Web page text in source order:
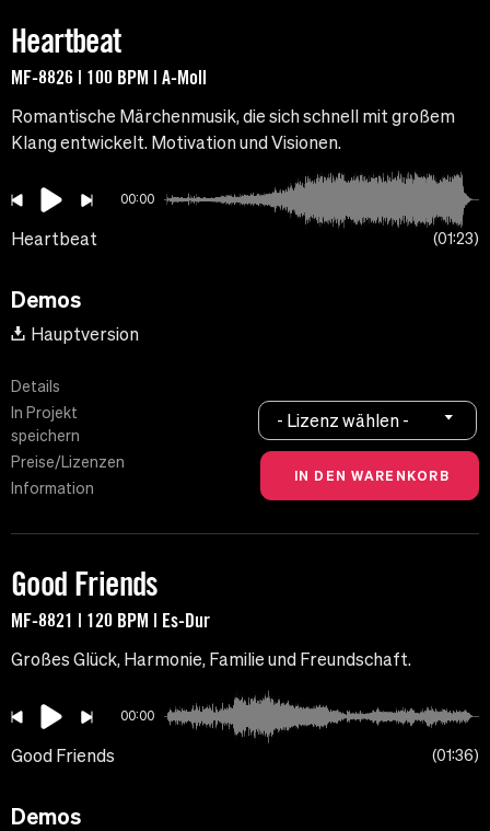
Heartbeat
MF-8826 | 100 BPM | A-Moll
Romantische Märchenmusik, die sich schnell mit großem
Klang entwickelt. Motivation und Visionen.
00:00
Heartbeat 01:23
Demos
Hauptversion
Details
In Projekt
speichern
Preise/Lizenzen
Information
- Lizenz wählen -
Good Friends
MF-8821 | 120 BPM | Es-Dur
Großes Glück, Harmonie, Familie und Freundschaft.
00:00
Good Friends 01:36
Demos